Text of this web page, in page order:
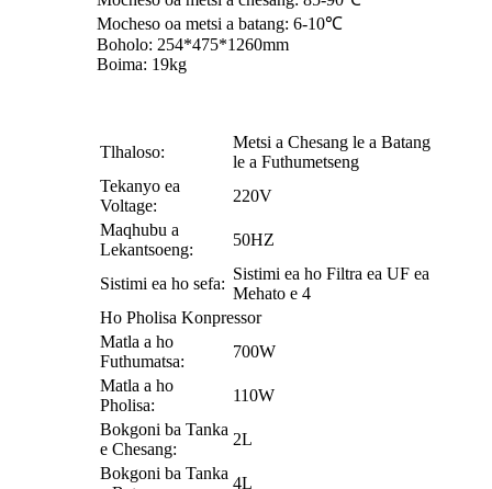
Mocheso oa metsi a batang: 6-10℃
Boholo: 254*475*1260mm
Boima: 19kg
Tlhaloso:
Metsi a Chesang le a Batang
le a Futhumetseng
Tekanyo ea
Voltage:
220V
Maqhubu a
Lekantsoeng:
50HZ
Sistimi ea ho sefa:
Sistimi ea ho Filtra ea UF ea
Mehato e 4
Ho Pholisa Konpressor
Matla a ho
Futhumatsa:
700W
Matla a ho
Pholisa:
110W
Bokgoni ba Tanka
e Chesang:
2L
Bokgoni ba Tanka
4L